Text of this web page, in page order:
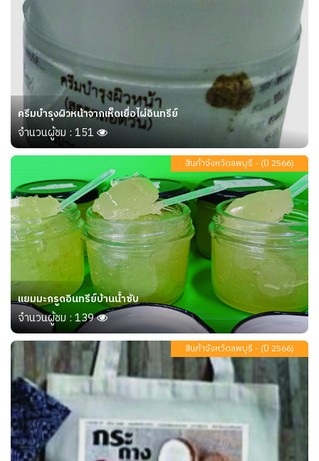
ครีมบำรุงผิวหน้าจากเห็ดเยื่อไผ่อินทรีย์
จำนวนผู้ชม : 151
สินค้าจังหวัดลพบุรี - (ปี 2566)
แยมมะกรูดอินทรีย์บ้านน้ำซับ
จำนวนผู้ชม : 139
สินค้าจังหวัดลพบุรี - (ปี 2566)